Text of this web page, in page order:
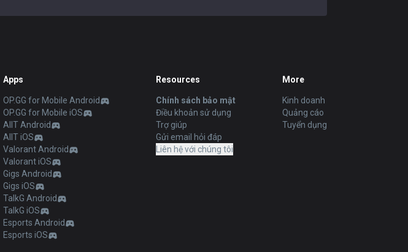
Apps
OP.GG for Mobile Android
OP.GG for Mobile iOS
AllT Android
AllT iOS
Valorant Android
Valorant iOS
Gigs Android
Gigs iOS
TalkG Android
TalkG iOS
Esports Android
Esports iOS
Resources
Chính sách bảo mật
Điều khoản sử dụng
Trợ giúp
Gửi email hỏi đáp
Liên hệ với chúng tôi
More
Kinh doanh
Quảng cáo
Tuyển dụng